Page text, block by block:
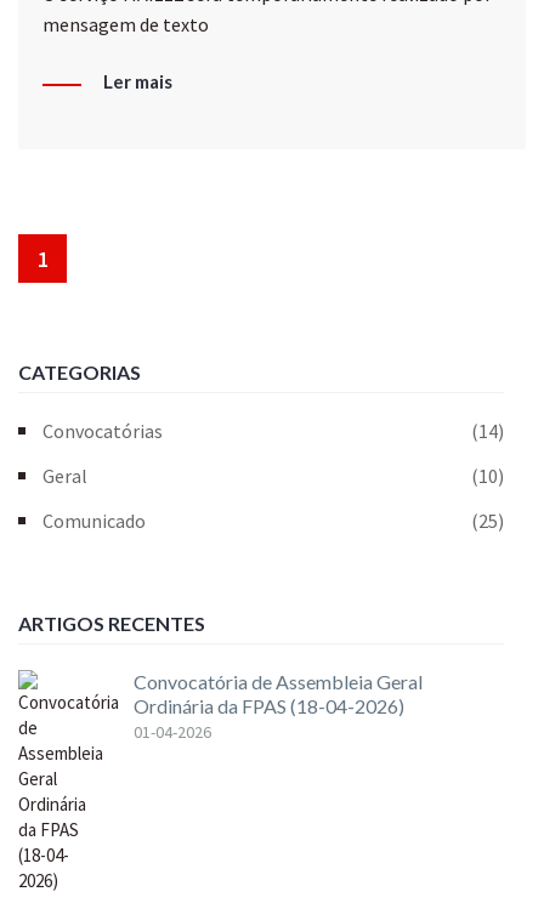
mensagem de texto
Ler mais
1
CATEGORIAS
Convocatórias
(14)
Geral
(10)
Comunicado
(25)
ARTIGOS RECENTES
Convocatória de Assembleia Geral
Ordinária da FPAS (18-04-2026)
01-04-2026